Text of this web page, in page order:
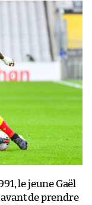
le jeune Gaël
de prendre